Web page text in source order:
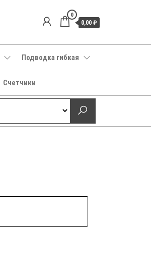
0
0,00 ₽
Подводка гибкая
Счетчики